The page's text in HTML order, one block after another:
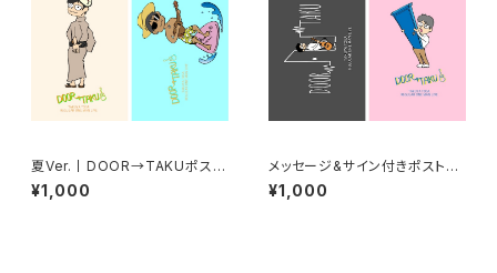
夏Ver.丨DOOR→TAKUポスト
カード【2枚セット】
¥1,000
メッセージ&サイン付きポストカ
ード【2枚セット】
¥1,000